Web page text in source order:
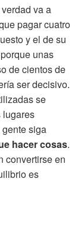
va a
pagar cuatro
y el de su
unas
de cientos de
ser decisivo.
se
lugares
siga
hacer cosas.
convertirse en
es